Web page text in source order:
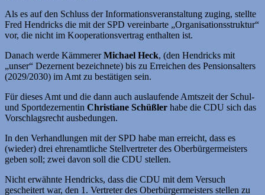
Als es auf den Schluss der Informationsveranstaltung zuging, stellte
Fred Hendricks die mit der SPD vereinbarte „Organisationsstruktur“
vor, die nicht im Kooperationsvertrag enthalten ist.
Danach werde KämmererMichael Heck, (den Hendricks mit
„unser“ Dezernent bezeichnete) bis zu Erreichen des Pensionsalters
(2029/2030) im Amt zu bestätigen sein.
Für dieses Amt und die dann auch auslaufende Amtszeit der Schul-
und Sportdezernentin Christiane Schüßler habe die CDU sich das
Vorschlagsrecht ausbedungen.
In den Verhandlungen mit der SPD habe man erreicht, dass es
(wieder) drei ehrenamtliche Stellvertreter des Oberbürgermeisters
geben soll; zwei davon soll die CDU stellen.
Nicht erwähnte Hendricks, dass die CDU mit dem Versuch
gescheitert war, den 1. Vertreter des Oberbürgermeisters stellen zu